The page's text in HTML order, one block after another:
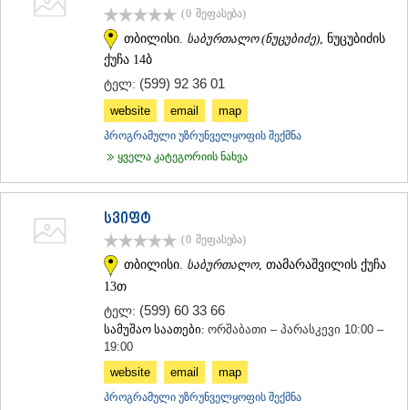
(0 შეფასება)
თბილისი. საბურთალო (ნუცუბიძე) , ნუცუბიძის
ქუჩა 14ბ
ტელ: (599) 92 36 01
website email map
პროგრამული უზრუნველყოფის შექმნა
ყველა კატეგორიის ნახვა
სვიფტ
(0 შეფასება)
თბილისი. საბურთალო, თამარაშვილის ქუჩა
13თ
ტელ: (599) 60 33 66
სამუშაო საათები: ორშაბათი – პარასკევი 10:00 –
19:00
website
email map
პროგრამული უზრუნველყოფის შექმნა